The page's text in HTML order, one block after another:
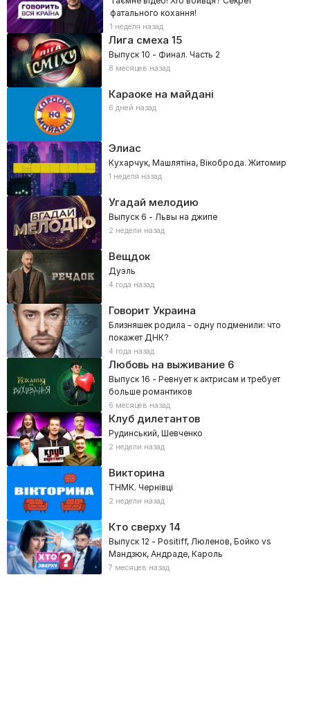
фатального кохання!
1 неделя назад
Лига смеха 15
Выпуск 10 - Финал. Часть 2
8 месяцев назад
Караоке на майдані
6 дней назад
Элиас
Кухарчук, Машлятіна, Вікоброда. Житомир
1 неделя назад
Угадай мелодию
Выпуск 6 - Львы на джипе
2 недели назад
Вещдок
Дуэль
4 года назад
Говорит Украина
Близняшек родила – одну подменили: что
покажет ДНК?
4 года назад
Любовь на выживание6
Выпуск 16 - Ревнует к актрисам и требует
больше романтиков
6 месяцев назад
Клуб дилетантов
Рудинський, Шевченко
2 недели назад
Викторина
ТНМК. Чернівці
2 недели назад
Кто сверху14
Выпуск 12 - Positiff, Люленов, Бойко vs
Мандзюк, Андраде, Кароль
7 месяцев назад